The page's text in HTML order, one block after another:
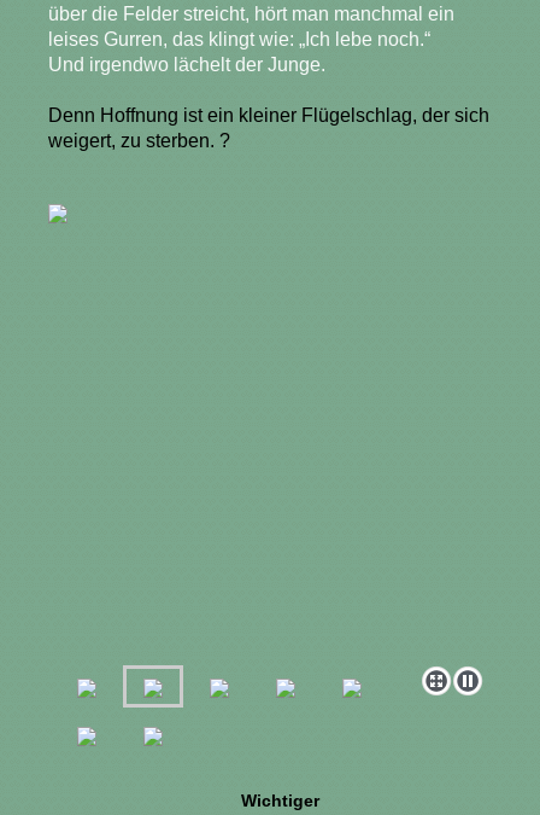
über die Felder streicht, hört man manchmal ein
leises Gurren, das klingt wie: „Ich lebe noch.“
Und irgendwo lächelt der Junge.
Denn Hoffnung ist ein kleiner Flügelschlag, der sich
weigert, zu sterben. ?️
Wichtiger